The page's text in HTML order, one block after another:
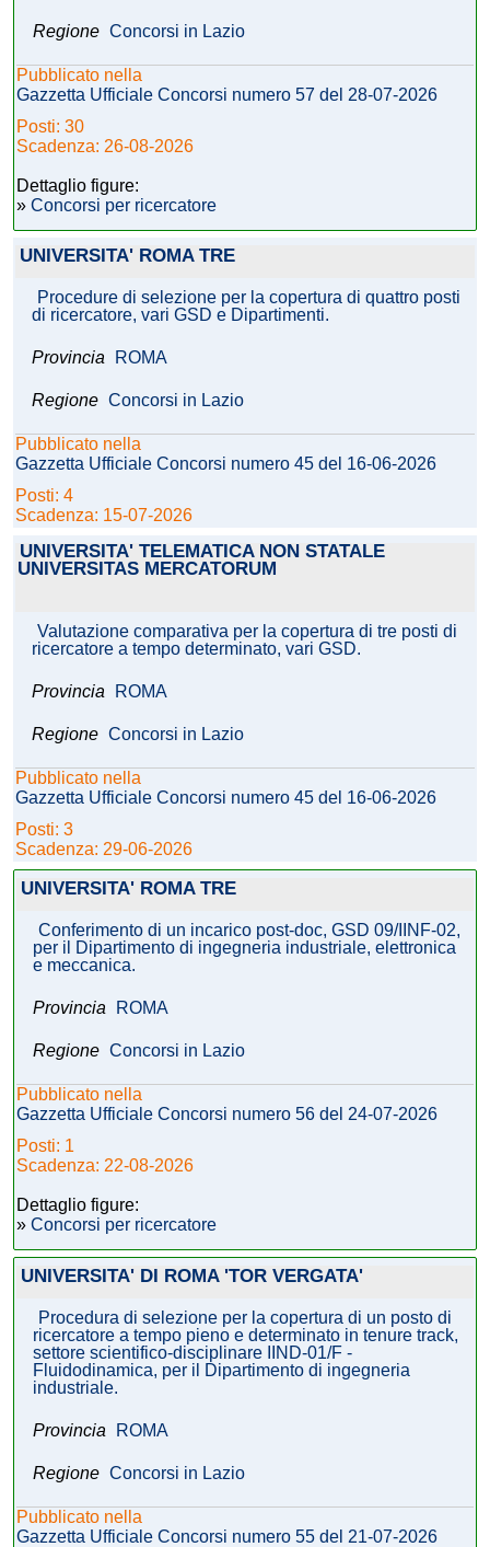
Regione Concorsi in Lazio
Pubblicato nella
Gazzetta Ufficiale Concorsi numero 57 del 28-07-2026
Posti: 30
Scadenza: 26-08-2026
Dettaglio figure:
» Concorsi per ricercatore
UNIVERSITA' ROMA TRE
Procedure di selezione per la copertura di quattro posti
di ricercatore, vari GSD e Dipartimenti.
Provincia ROMA
Regione Concorsi in Lazio
Pubblicato nella
Gazzetta Ufficiale Concorsi numero 45 del 16-06-2026
Posti: 4
Scadenza: 15-07-2026
UNIVERSITA' TELEMATICA NON STATALE
UNIVERSITAS MERCATORUM
Valutazione comparativa per la copertura di tre posti di
ricercatore a tempo determinato, vari GSD.
Provincia ROMA
Regione Concorsi in Lazio
Pubblicato nella
Gazzetta Ufficiale Concorsi numero 45 del 16-06-2026
Posti: 3
Scadenza: 29-06-2026
UNIVERSITA' ROMA TRE
Conferimento di un incarico post-doc, GSD 09/IINF-02,
per il Dipartimento di ingegneria industriale, elettronica
e meccanica.
Provincia ROMA
Regione Concorsi in Lazio
Pubblicato nella
Gazzetta Ufficiale Concorsi numero 56 del 24-07-2026
Posti: 1
Scadenza: 22-08-2026
Dettaglio figure:
» Concorsi per ricercatore
UNIVERSITA' DI ROMA 'TOR VERGATA'
Procedura di selezione per la copertura di un posto di
ricercatore a tempo pieno e determinato in tenure track,
settore scientifico-disciplinare IIND-01/F -
Fluidodinamica, per il Dipartimento di ingegneria
industriale.
Provincia ROMA
Regione Concorsi in Lazio
Pubblicato nella
Gazzetta Ufficiale Concorsi numero 55 del 21-07-2026